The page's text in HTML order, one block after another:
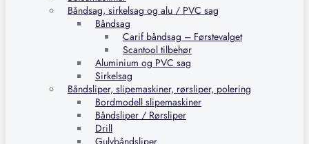
Båndsag, sirkelsag og alu / PVC sag
Båndsag
Carif båndsag – Førstevalget
Scantool tilbehør
Aluminium og PVC sag
Sirkelsag
Båndsliper, slipemaskiner, rørsliper, polering
Bordmodell slipemaskiner
Båndsliper / Rørsliper
Drill
Gulvbåndsliper